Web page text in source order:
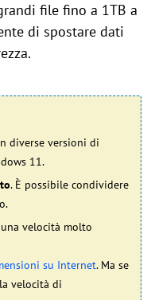
file fino a 1TB a
di spostare dati
diverse versioni di
11.
. È possibile condividere
velocità molto
su Internet. Ma se
velocità di